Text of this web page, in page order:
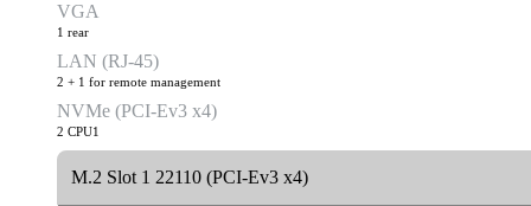
VGA
1 rear
LAN (RJ-45)
2 + 1 for remote management
NVMe (PCI-Ev3 x4)
2 CPU1
M.2 Slot 1 22110 (PCI-Ev3 x4)